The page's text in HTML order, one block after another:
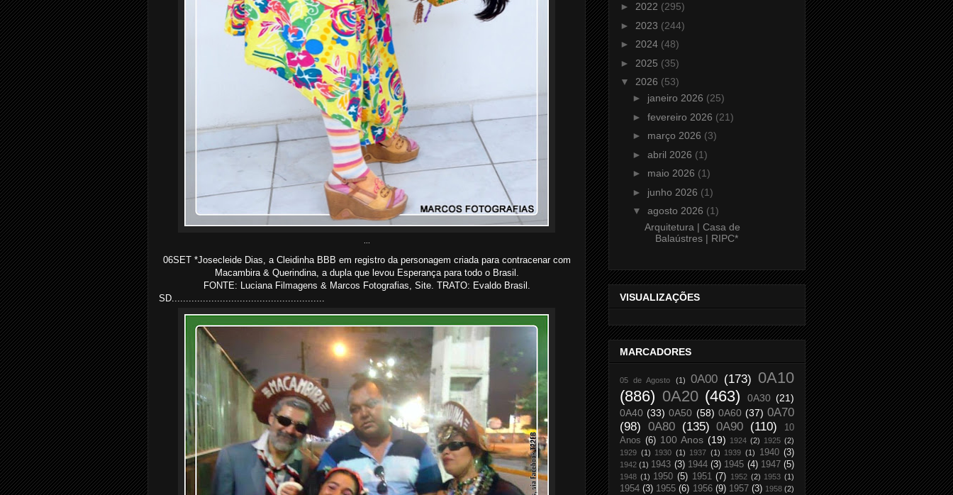
06SET *Josecleide Dias, a Cleidinha BBB em registro da personagem criada para contracenar com
Macambira & Querindina, a dupla que levou Esperança para todo o Brasil.
FONTE: Luciana Filmagens & Marcos Fotografias, Site. TRATO: Evaldo Brasil.
SD......................................................
► 2022 (295)
► 2023 (244)
► 2024 (48)
► 2025 (35)
▼ 2026 (53)
► janeiro 2026 (25)
► fevereiro 2026 (21)
► março 2026 (3)
► abril 2026 (1)
► maio 2026 (1)
► junho 2026 (1)
▼ agosto 2026 (1)
Arquitetura | Casa de
Balaústres | RIPC*
VISUALIZAÇÕES
MARCADORES
05 de Agosto (1) 0A00 (173) 0A10
(886) 0A20 (463) 0A30 (21)
0A40 (33) 0A50 (58) 0A60 (37) 0A70
(98) 0A80 (135) 0A90 (110)
10
Anos (6) 100 Anos (19) 1924 (2) 1925 (2)
1929 (1) 1930 (1) 1937 (1) 1939 (1) 1940 (3)
1942 (1) 1943 (3) 1944 (3) 1945 (4) 1947 (5)
1948 (1) 1950 (5) 1951 (7) 1952 (2) 1953 (1)
1954 (3) 1955 (6) 1956 (9) 1957 (3) 1958 (2)